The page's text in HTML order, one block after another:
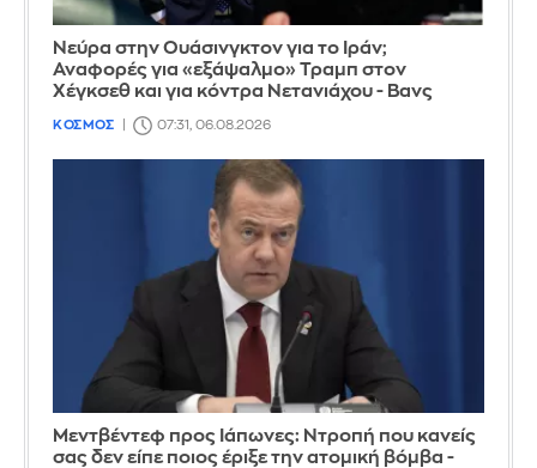
Νεύρα στην Ουάσινγκτον για το Ιράν;
Αναφορές για «εξάψαλμο» Τραμπ στον
Χέγκσεθ και για κόντρα Νετανιάχου - Βανς
ΚΟΣΜΟΣ 07:31, 06.08.2026
Μεντβέντεφ προς Ιάπωνες: Ντροπή που κανείς
σας δεν είπε ποιος έριξε την ατομική βόμβα -